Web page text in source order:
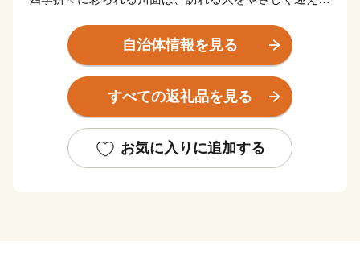
東海道新幹線岐阜羽島駅、名神高速道路岐阜羽島インタ
ーチェンジを併せ持つ「岐阜県の表玄関」羽島市は、こ
のような自然豊かな地で、交通の要衝としても大きく発
展しています。
く、注目される都市の一つとして数えられています。
自治体情報を見る
すべての返礼品を見る
お気に入りに追加する